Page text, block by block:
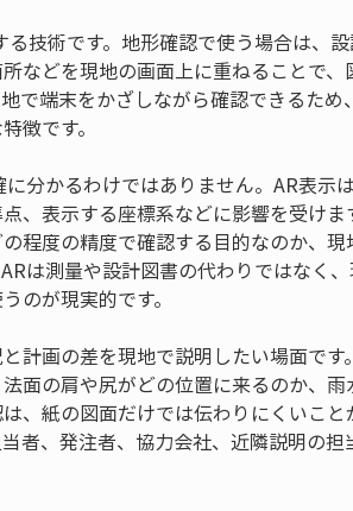
技術です。地形確認で使う場合は、
などを現地の画面上に重ねることで
で端末をかざしながら確認できるた
徴です。
分かるわけではありません。AR表示
、表示する座標系などに影響を受けま
程度の精度で確認する目的なのか、
は測量や設計図書の代わりではなく
のが現実的です。
計画の差を現地で説明したい場面です
面の肩や尻がどの位置に来るのか、
、紙の図面だけでは伝わりにくいこと
者、発注者、協力会社、近隣説明の